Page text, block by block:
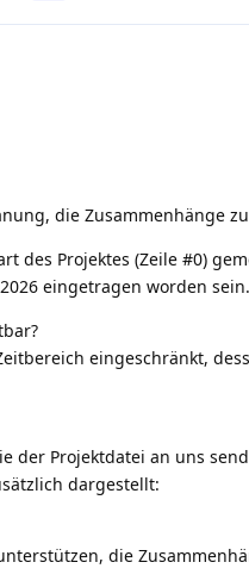
die Zusammenhänge
des Projektes (Zeile #0)
eingetragen worden sein.
eingeschränkt,
der Projektdatei an uns
dargestellt:
die